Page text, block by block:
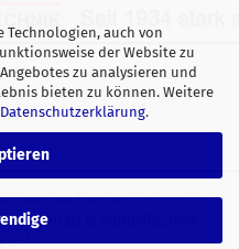
Technologien, auch von
der Website zu
zu analysieren und
bieten zu können. Weitere
Datenschutzerklärung.
der gesetzlichen
soweit nicht anders
Gambio ThemesXycons.de
Zweirad & Motor-Technik